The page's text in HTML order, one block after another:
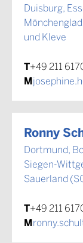
Duisburg,
und Kleve
T+49 211
M
Ronny
Dortmund,
Siegen-
Sauerland
T+49 211
M